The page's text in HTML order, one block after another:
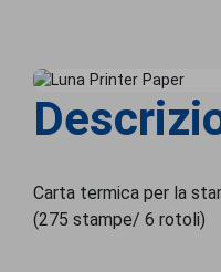
Carta termica per la
(275 stampe/ 6 rotoli)